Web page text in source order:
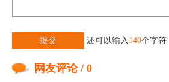
提交 还可以输入 140个字符
网友评论 / 0